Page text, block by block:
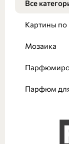
Все
Картины
Мозаика
Парфюм